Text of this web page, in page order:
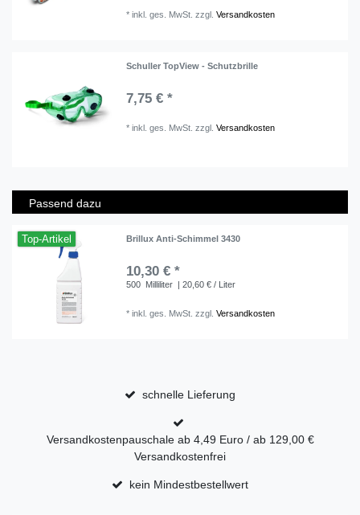
*inkl. ges. MwSt. zzgl.Versandkosten
Schuller TopView - Schutzbrille
7,75 € *
*inkl. ges. MwSt. zzgl.Versandkosten
Passend dazu
Top-Artikel Brillux Anti-Schimmel 3430
10,30 € *
500 Milliliter | 20,60 € / Liter
*inkl. ges. MwSt. zzgl.Versandkosten
schnelle Lieferung
Versandkostenpauschale ab 4,49 Euro / ab 129,00 €
Versandkostenfrei
kein Mindestbestellwert